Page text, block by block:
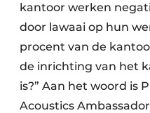
kantoor werken
door lawaai op hun
procent van de
de inrichting van het
is?” Aan het woord is
Acoustics